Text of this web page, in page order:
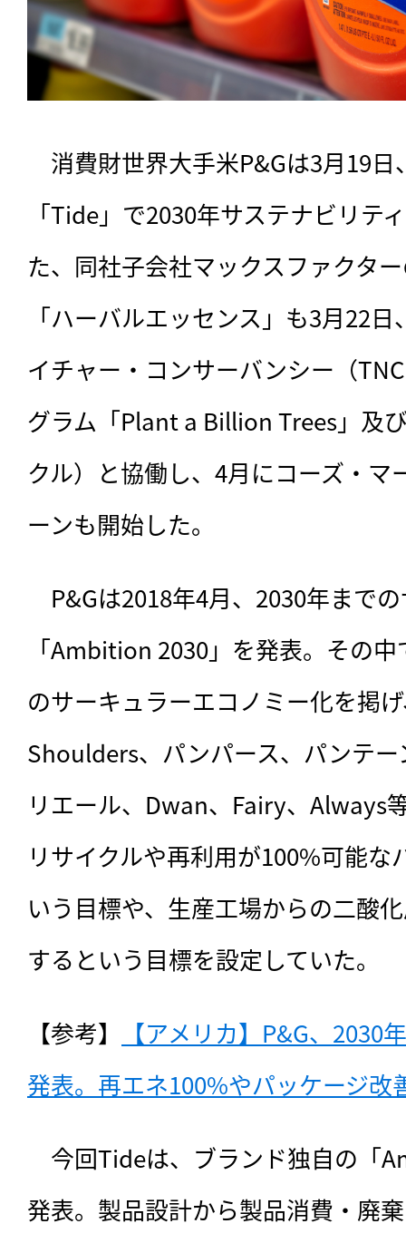
消費財世界大手米P&Gは3月19日
「Tide」で2030年サステナビリテ
た、同社子会社マックスファクタ
「ハーバルエッセンス」も3月22
イチャー・コンサーバンシー（
グラム「Plant a Billion Trees」及
クル）と協働し、4月にコーズ・マ
ーンも開始した。
P&Gは2018年4月、 2030年まで
「Ambition 2030」を発表。その
のサーキュラーエコノミー化を掲
Shoulders、パンパース、パンテ
リエール、Dwan、Fairy、Always
リサイクルや再利用が100%可能な
いう目標や、生産工場からの二酸
するという目標を設定していた。
【参考】
【アメリカ】P&G、2030
発表。再エネ100%やパッケージ改
今回Tideは、ブランド独自の「
発表。製品設計から製品消費・廃